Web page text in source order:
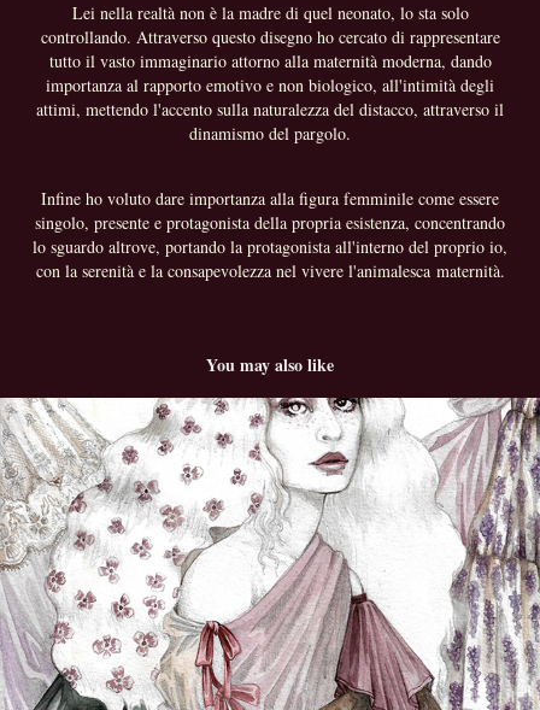
Lei nella realtà non è la madre di quel neonato, lo sta solo
controllando. Attraverso questo disegno ho cercato di rappresentare
tutto il vasto immaginario attorno alla maternità moderna, dando
importanza al rapporto emotivo e non biologico, all'intimità degli
attimi, mettendo l'accento sulla naturalezza del distacco, attraverso il
dinamismo del pargolo.
Infine ho voluto dare importanza alla figura femminile come essere
singolo, presente e protagonista della propria esistenza, concentrando
lo sguardo altrove, portando la protagonista all'interno del proprio io,
con la serenità e la consapevolezza nel vivere l'animalesca maternità.
You may also like
La Dama
2023